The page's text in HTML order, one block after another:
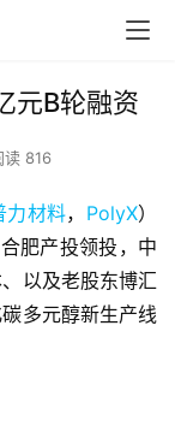
元B轮融资
读 816
力材料， PolyX）
肥产投领投，中
以及老股东博汇
多元醇新生产线